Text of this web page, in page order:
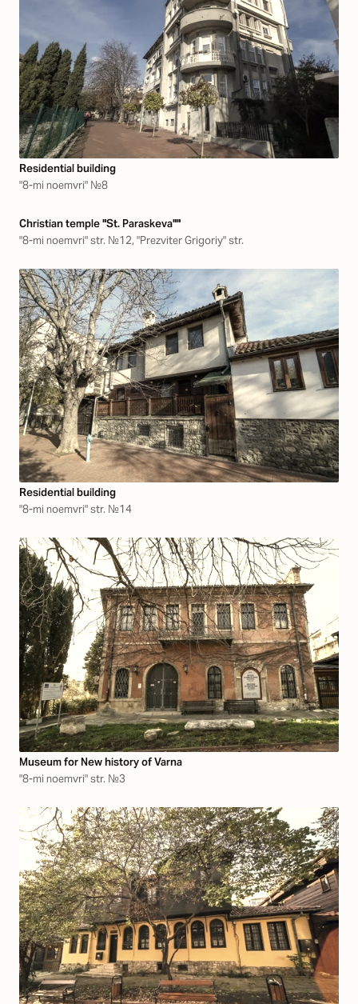
Residential building
"8-mi noemvri" №8
Christian temple "St. Paraskeva""
"8-mi noemvri" str. №12, "Prezviter Grigoriy" str.
Residential building
"8-mi noemvri" str. №14
Museum for New history of Varna
"8-mi noemvri" str. №3